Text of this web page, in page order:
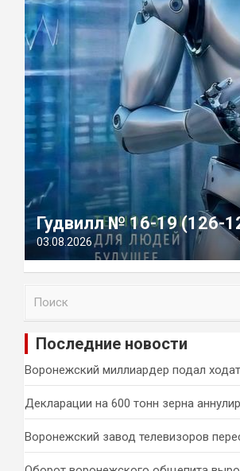
Гудвилл № 16-19 (126-
03.08.2026
и
Последние новости
Воронежский миллиардер подал
Декларации на 600 тонн зерна
Воронежский завод телевизоров